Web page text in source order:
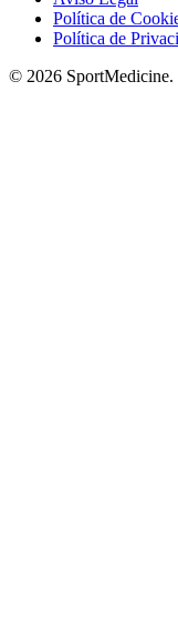
Política de
Política de
© 2026 SportMedicine.